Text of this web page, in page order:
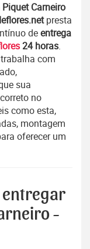
Carneiro
presta
deentrega
24 horas.
com
sua
no
como esta,
montagem
oferecer um
entregar
-